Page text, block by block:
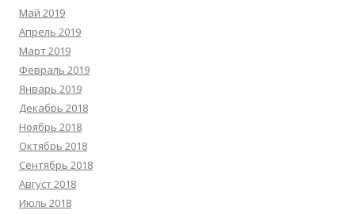
Май 2019
Апрель 2019
Март 2019
Февраль 2019
Январь 2019
Декабрь 2018
Ноябрь 2018
Октябрь 2018
Сентябрь 2018
Август 2018
Июль 2018